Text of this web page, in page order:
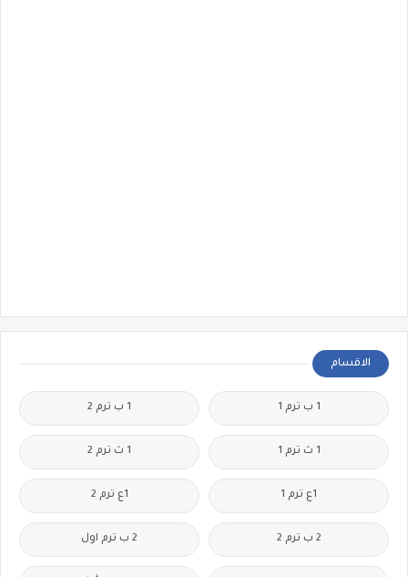
الاقسام
1 ب ترم 1 1 ب ترم 2
1 ث ترم 1 1 ث ترم 2
1ع ترم 1 1ع ترم 2
2 ب ترم 2 2 ب ترم اول